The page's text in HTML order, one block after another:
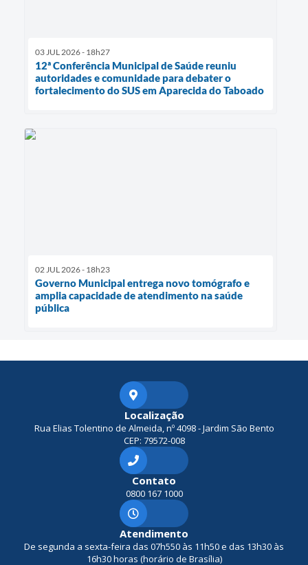
03 JUL 2026 - 18h27
12ª Conferência Municipal de Saúde reuniu
autoridades e comunidade para debater o
fortalecimento do SUS em Aparecida do Taboado
02 JUL 2026 - 18h23
Governo Municipal entrega novo tomógrafo e
amplia capacidade de atendimento na saúde
pública
Localização
Rua Elias Tolentino de Almeida, nº 4098 - Jardim São Bento
CEP: 79572-008
Contato
0800 167 1000
Atendimento
De segunda a sexta-feira das 07h550 às 11h50 e das 13h30 às
16h30 horas (horário de Brasília)